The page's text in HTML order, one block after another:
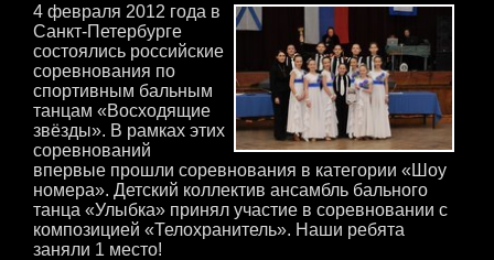
4 февраля 2012 года в
Санкт-Петербурге
состоялись российские
соревнования по
спортивным бальным
танцам «Восходящие
звёзды». В рамках этих
соревнований
впервые прошли соревнования в категории «Шоу
номера». Детский коллектив ансамбль бального
танца «Улыбка» принял участие в соревновании с
композицией «Телохранитель». Наши ребята
заняли 1 место!